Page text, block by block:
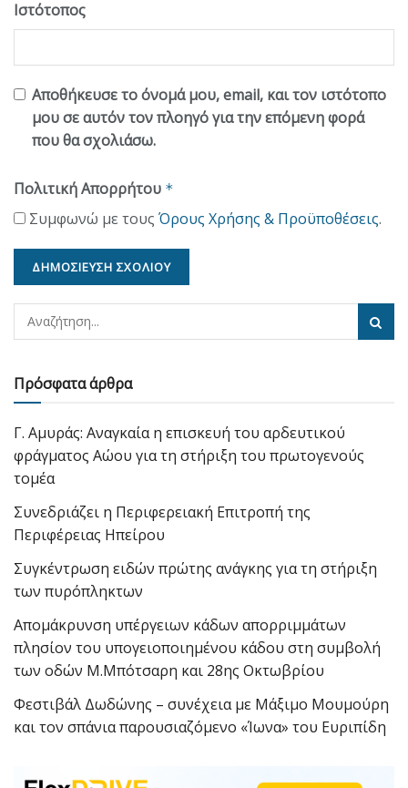
Ιστότοπος
Αποθήκευσε το όνομά μου, email, και τον ιστότοπο
μου σε αυτόν τον πλοηγό για την επόμενη φορά
που θα σχολιάσω.
Πολιτική Απορρήτου *
Συμφωνώ με τους Όρους Χρήσης & Προϋποθέσεις.
Πρόσφατα άρθρα
Γ. Αμυράς: Αναγκαία η επισκευή του αρδευτικού
φράγματος Αώου για τη στήριξη του πρωτογενούς
τομέα
Συνεδριάζει η Περιφερειακή Επιτροπή της
Περιφέρειας Ηπείρου
Συγκέντρωση ειδών πρώτης ανάγκης για τη στήριξη
των πυρόπληκτων
Απομάκρυνση υπέργειων κάδων απορριμμάτων
πλησίον του υπογειοποιημένου κάδου στη συμβολή
των οδών Μ.Μπότσαρη και 28ης Οκτωβρίου
Φεστιβάλ Δωδώνης – συνέχεια με Μάξιμο Μουμούρη
και τον σπάνια παρουσιαζόμενο «Ίωνα» του Ευριπίδη